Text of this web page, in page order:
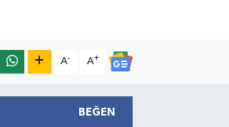
A- A+
BEĞEN